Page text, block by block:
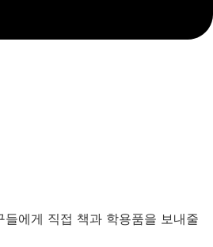
에게 직접 책과 학용품을 보내줄